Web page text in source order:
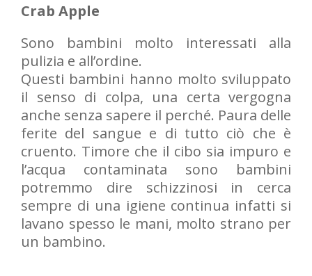
Crab Apple
Sono bambini molto interessati alla
pulizia e all’ordine.
Questi bambini hanno molto sviluppato
il senso di colpa, una certa vergogna
anche senza sapere il perché. Paura delle
ferite del sangue e di tutto ciò che è
cruento. Timore che il cibo sia impuro e
l’acqua contaminata sono bambini
potremmo dire schizzinosi in cerca
sempre di una igiene continua infatti si
lavano spesso le mani, molto strano per
un bambino.